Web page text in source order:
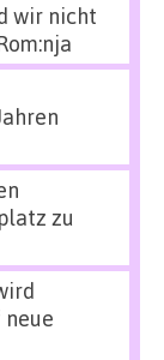
wir nicht
zu
neue